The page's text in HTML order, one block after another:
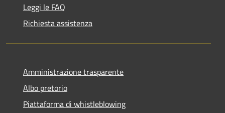
Leggi le FAQ
Richiesta assistenza
Amministrazione trasparente
Albo pretorio
Piattaforma di whistleblowing